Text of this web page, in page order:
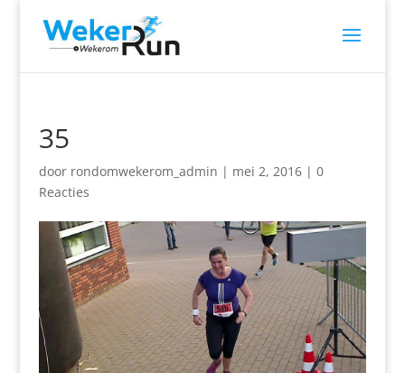
35
door rondomwekerom_admin | mei 2, 2016| 0
Reacties